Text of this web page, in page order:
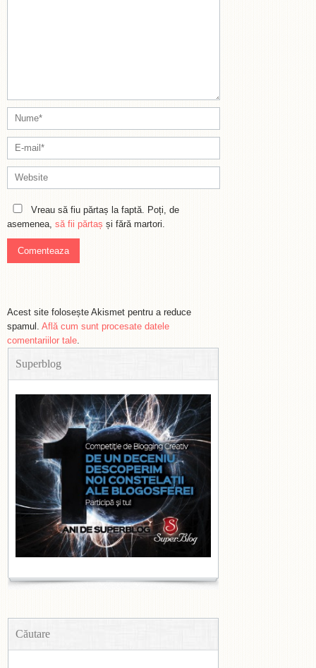
Vreau să fiu părtaș la faptă. Poți, de
asemenea, să fii părtaș și fără martori.
Acest site folosește Akismet pentru a reduce
spamul. Află cum sunt procesate datele
comentariilor tale
Superblog
Căutare